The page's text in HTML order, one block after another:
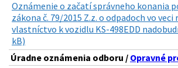
Oznámenie o začatí správneho konania
zákona č. 79/2015 Z.z. o odpadoch vo
vlastníctvo k vozidlu KS-498EDD
kB)
Úradne oznámenia odboru / Opravné